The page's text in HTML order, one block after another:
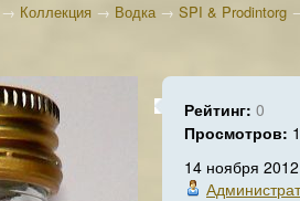
→ Коллекция → Водка→ SPI & Prodintorg
Рейтинг: 0
Просмотров:
14 ноября 2012